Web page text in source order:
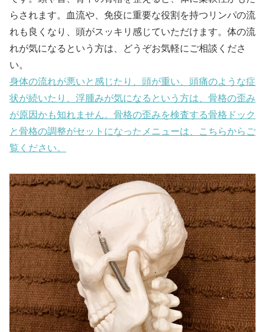
らされます。血流や、免疫に重要な役割を持つリンパの流
れも良くなり、頭がスッキリ感じていただけます。体の流
れが気になるという方は、どうぞお気軽にご相談くださ
い。
身体の流れが悪いと感じたり、頭が重い、頭痛のような症
状が続いたり、浮腫みが気になるという方は、骨格の歪み
が原因かも知れません。骨格の歪みを検査する骨格ドック
と骨格の調整がセットになったメニューは、こちらからご
覧ください。